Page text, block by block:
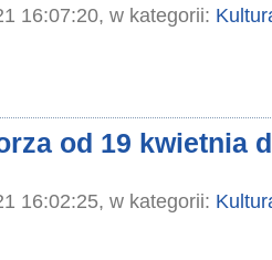
16:07:20, w kategorii:
od 19 kwietnia
16:02:25, w kategorii: